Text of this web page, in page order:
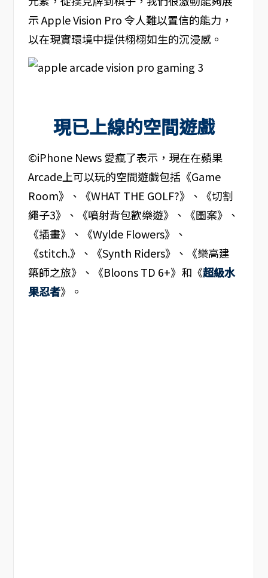
示 Apple Vision Pro 令人難以置信的能力，
以在現實環境中提供栩栩如生的沉浸感。
現已上線的空間遊戲
©iPhone News 愛瘋了表示，現在在蘋果
Arcade上可以玩的空間遊戲包括《Game
Room》、《WHAT THE GOLF?》、《切割
繩子3》、《噴射背包歡樂遊》、《圖案》、
《插畫》、《Wylde Flowers》、
《stitch.》、《Synth Riders》、《樂高建
築師之旅》、《Bloons TD 6+》和《超級水
果忍者》。